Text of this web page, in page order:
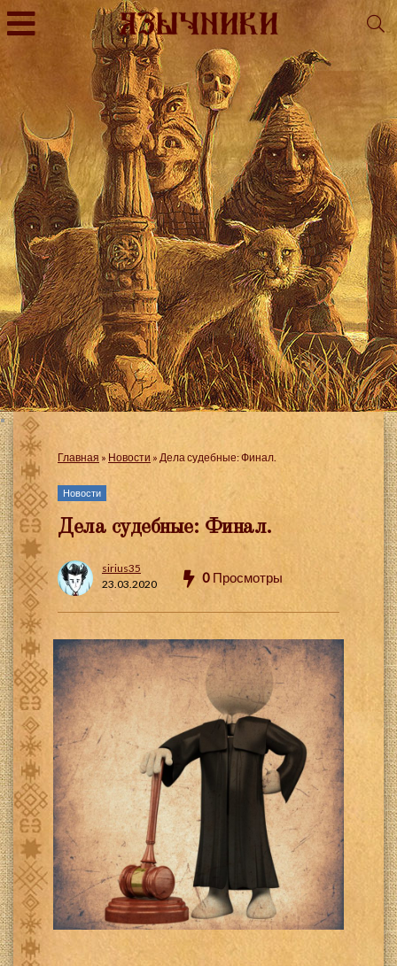
Главная » Новости » Дела судебные: Финал.
Новости
Дела судебные: Финал.
sirius35
23.03.2020
0 Просмотры